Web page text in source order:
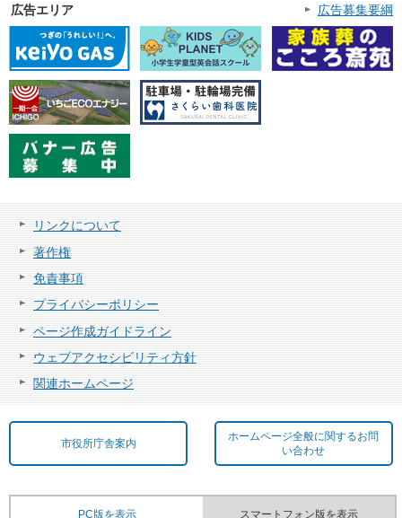
広告エリア 広告募集要綱
リンクについて
著作権
免責事項
プライバシーポリシー
ページ作成ガイドライン
ウェブアクセシビリティ方針
関連ホームページ
市役所庁舎案内
ホームページ全般に関するお問
い合わせ
PC版を表示 スマートフォン版を表示